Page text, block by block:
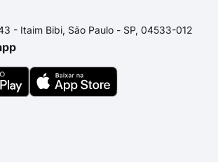
- Itaim Bibi, São Paulo - SP, 04533-012